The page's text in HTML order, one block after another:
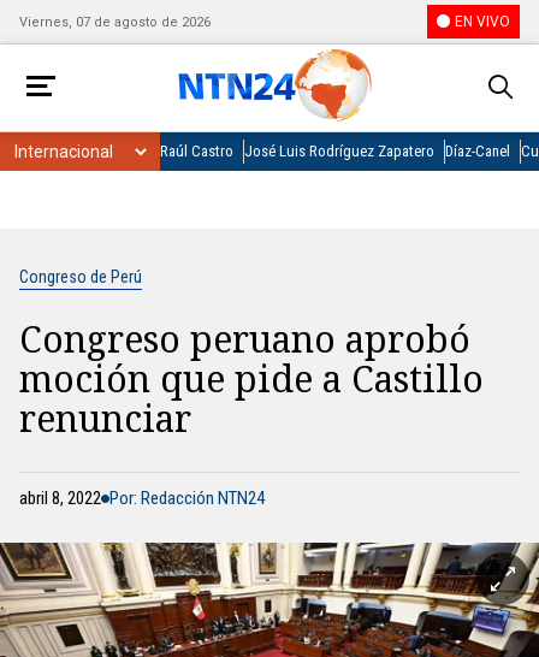
Viernes, 07 de agosto de 2026 EN VIVO
Raúl Castro José Luis Rodríguez Zapatero Díaz-Canel
Congreso de Perú
Congreso peruano aprobó
moción que pide a Castillo
renunciar
abril 8, 2022 Por: Redacción NTN24